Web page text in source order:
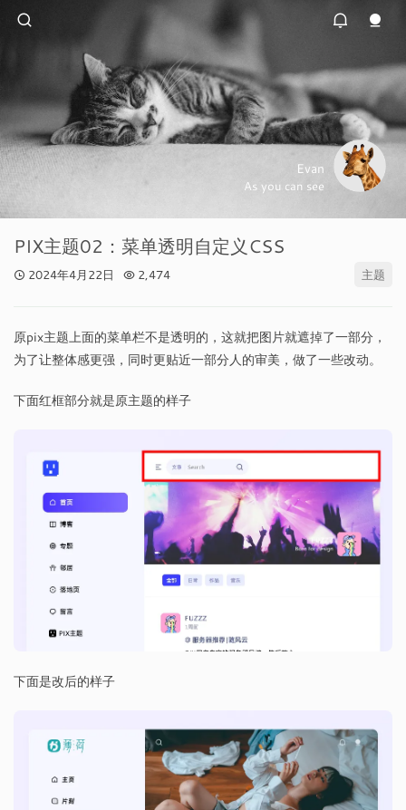
Evan
As you can see
PIX主题02：菜单透明自定义CSS
2024年4月22日 2,474 主题
原pix主题上面的菜单栏不是透明的，这就把图片就遮掉了一部分，
为了让整体感更强，同时更贴近一部分人的审美，做了一些改动。
下面红框部分就是原主题的样子
下面是改后的样子